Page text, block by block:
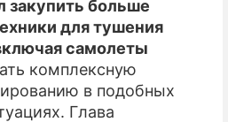
закупить больше
для тушения
самолеты
комплексную
в подобных
Глава